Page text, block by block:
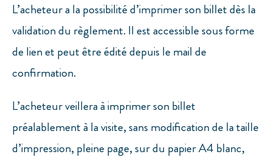
L’acheteur a la possibilité d’imprimer son billet dès la
validation du règlement. Il est accessible sous forme
de lien et peut être édité depuis le mail de
confirmation.
L’acheteur veillera à imprimer son billet
préalablement à la visite, sans modification de la taille
d’impression, pleine page, sur du papier A4 blanc,